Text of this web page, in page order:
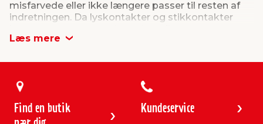
misfarvede eller ikke længere passer til resten af
indretningen. Da lyskontakter og stikkontakter
rammer med tiden få synlige brugsspor. Heldigvis
udskifte dem, hvis du ønsker et pænere og mere
beskadigede dele eller færdiggøre et nyt el-
installationsprojekt, er det vigtigt at vælge
Læs mere
Find en butik
Kundeservice